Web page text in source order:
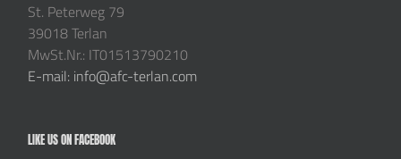
St. Peterweg 79
39018 Terlan
MwSt.Nr.: IT01513790210
E-mail: info@afc-terlan.com
LIKE US ON FACEBOOK